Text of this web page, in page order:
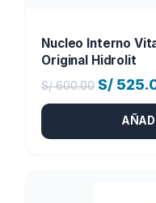
Nucleo Interno
Original Hidrolit
S/600.00 El
precio
original
S/